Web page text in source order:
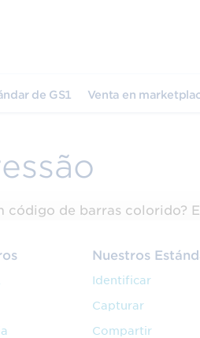
de GS1 Venta en
código de barras colorido?
Nuestros
Identificar
Capturar
Compartir